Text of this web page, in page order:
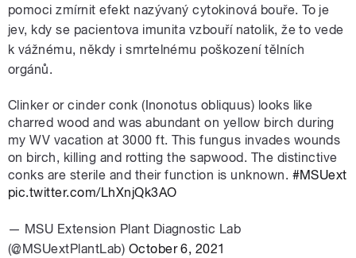
pomoci zmírnit efekt nazývaný cytokinová bouře. To je
jev, kdy se pacientova imunita vzbouří natolik, že to vede
k vážnému, někdy i smrtelnému poškození tělních
orgánů.
Clinker or cinder conk (Inonotus obliquus) looks like
charred wood and was abundant on yellow birch during
my WV vacation at 3000 ft. This fungus invades wounds
on birch, killing and rotting the sapwood. The distinctive
conks are sterile and their function is unknown. #MSUext
pic.twitter.com/LhXnjQk3AO
— MSU Extension Plant Diagnostic Lab
(@MSUextPlantLab) October 6, 2021